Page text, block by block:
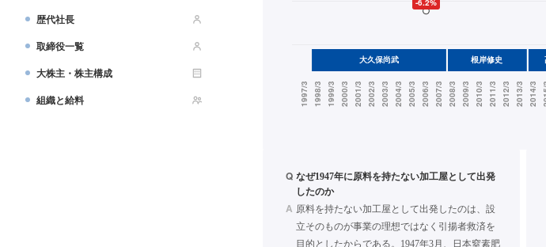
歴代社長
取締役一覧
大株主・株主構成
組織と給料
Q なぜ1947年に原料を持たない加工屋として出発
したのか
A 原料を持たない加工屋として出発したのは、設
立そのものが事業の理想ではなく引揚者救済を
目的としたからである。1947年3月、日本窒素肥